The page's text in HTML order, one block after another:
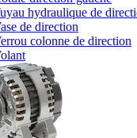
hydraulique de
de direction
colonne de direction